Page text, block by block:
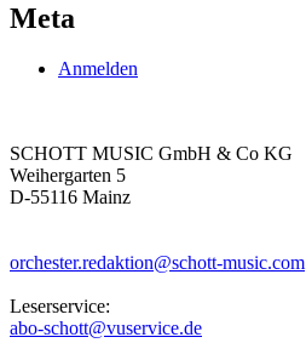
Meta
Anmelden
SCHOTT MUSIC GmbH & Co KG
Weihergarten 5
D-55116 Mainz
orchester.redaktion@schott-music.com
Leserservice:
abo-schott@vuservice.de